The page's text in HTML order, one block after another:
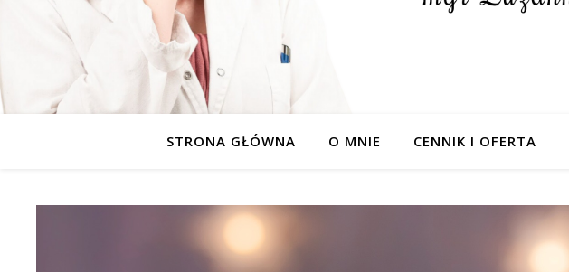
STRONA GŁÓWNA O MNIE CENNIK I OFERTA